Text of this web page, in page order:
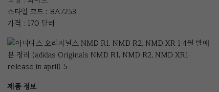
스타일 코드 : BA7253
가격 : 170 달러
제품 정보